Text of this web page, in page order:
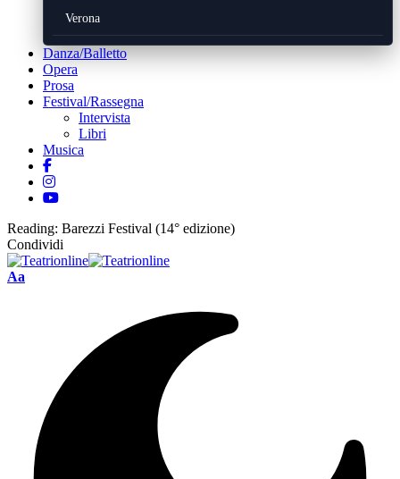
Verona
Danza/Balletto
Opera
Prosa
Festival/Rassegna
Intervista
Libri
Musica
Reading: Barezzi Festival (14° edizione)
Condividi
Font
Aa